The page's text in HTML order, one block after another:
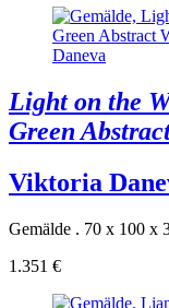
Light on the
Green
Viktoria
Gemälde . 70 x 100 x
1.351 €